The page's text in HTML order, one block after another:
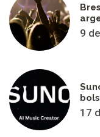
9
17